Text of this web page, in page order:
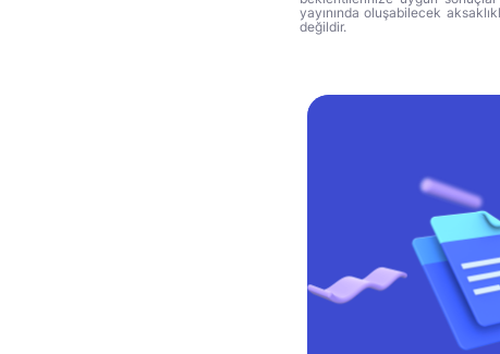
yayınında oluşabilecek
değildir.